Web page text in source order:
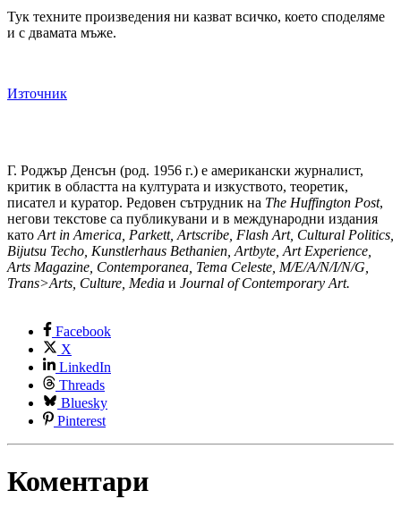
Тук техните произведения ни казват всичко, което споделяме
и с двамата мъже.
Източник
Г. Роджър Денсън (род. 1956 г.) е американски журналист,
критик в областта на културата и изкуството, теоретик,
писател и куратор. Редовен сътрудник на The Huffington Post,
негови текстове са публикувани и в международни издания
като Art in America, Parkett, Artscribe, Flash Art, Cultural Politics,
Bijutsu Techo, Kunstlerhaus Bethanien, Artbyte, Art Experience,
Arts Magazine, Contemporanea, Tema Celeste, M/E/A/N/I/N/G,
Trans>Arts, Culture, Media и Journal of Contemporary Art.
Facebook
X
LinkedIn
Threads
Bluesky
Pinterest
Коментари